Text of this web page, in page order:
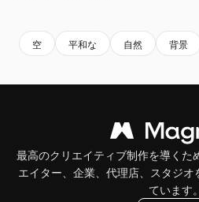
空 平和な 自然 背景
最高のクリエイティブ制作を導くた
エイター、企業、代理店、スタジ
ています。